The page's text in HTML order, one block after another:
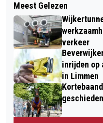
Meest Gelezen
verkeer
inrijden op
in Limmen